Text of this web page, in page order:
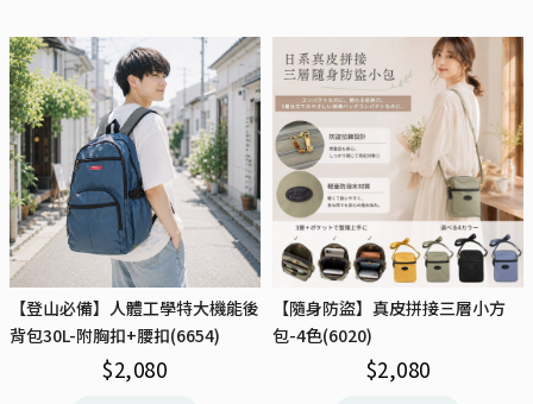
【登山必備】人體工學特大機能後
背包30L-附胸扣+腰扣(6654)
$2,080
【隨身防盜】真皮拼接三層小方
包-4色(6020)
$2,080